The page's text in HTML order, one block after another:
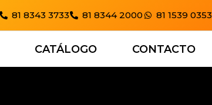
81 8343 3733 81 8344 2000 81 1539 0353
CATÁLOGO CONTACTO